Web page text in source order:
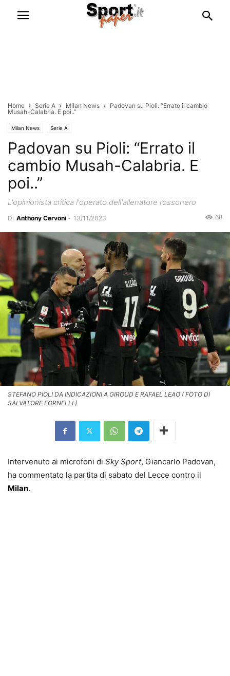
Home Serie A Milan News
Padovan su Pioli: “Errato il cambio
Musah-Calabria. E poi..”
Milan News Serie A
Padovan su Pioli: “Errato il
cambio Musah-Calabria. E
poi..”
L'opinionista critica l'operato dell'allenatore rossonero
Di Anthony Cervoni - 13/11/2023 68
STEFANO PIOLI DA INDICAZIONI A GIROUD E RAFAEL LEAO ( FOTO DI
SALVATORE FORNELLI )
Intervenuto ai microfoni di Sky Sport, Giancarlo Padovan,
ha commentato la partita di sabato del Lecce contro il
Milan.